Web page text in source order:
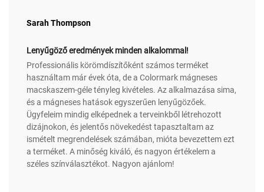
Sarah Thompson
Lenyűgöző eredmények minden alkalommal!
Professionális körömdíszítőként számos terméket
használtam már évek óta, de a Colormark mágneses
macskaszem-géle tényleg kivételes. Az alkalmazása sima,
és a mágneses hatások egyszerűen lenyűgözőek.
Ügyfeleim mindig elképednek a terveinkből létrehozott
dizájnokon, és jelentős növekedést tapasztaltam az
ismételt megrendelések számában, mióta bevezettem ezt
a terméket. A minőség kiváló, és nagyon értékelem a
széles színválasztékot. Nagyon ajánlom!